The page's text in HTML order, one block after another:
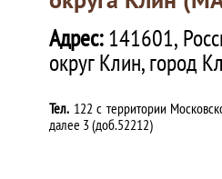
Адрес:141601,
округ Клин, город
Тел. 122 с территории
далее 3 (доб.52212)